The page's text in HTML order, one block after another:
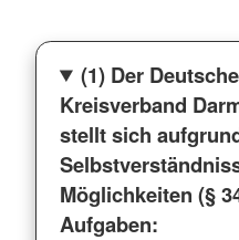
(1) Der
Kreisverband
stellt sich
Möglichkeiten (§
Aufgaben: